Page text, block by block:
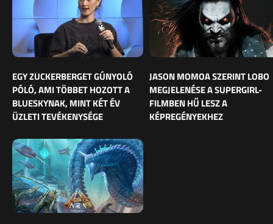
EGY ZUCKERBERGET GÚNYOLÓ
PÓLÓ, AMI TÖBBET HOZOTT A
BLUESKYNAK, MINT KÉT ÉV
ÜZLETI TEVÉKENYSÉGE
JASON MOMOA SZERINT LOBO
MEGJELENÉSE A SUPERGIRL-
FILMBEN HŰ LESZ A
KÉPREGÉNYEKHEZ